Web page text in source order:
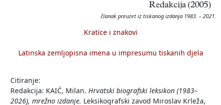
Redakcija (2005)
članak preuzet iz tiskanog izdanja 1983. – 2021.
Kratice i znakovi
Latinska zemljopisna imena u impresumu tiskanih djela
Citiranje:
Redakcija: KAIĆ, Milan. Hrvatski biografski leksikon (1983–
2026), mrežno izdanje. Leksikografski zavod Miroslav Krleža,